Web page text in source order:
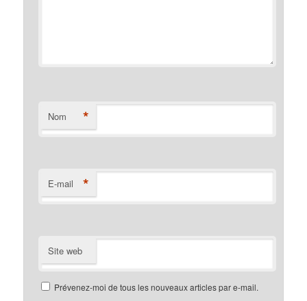
Nom *
E-mail *
Site web
Prévenez-moi de tous les nouveaux articles par e-mail.